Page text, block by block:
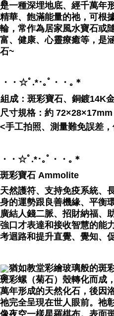
是一種深埋地底、經千萬年
精華、飽滿能量的祂，可根
輪，常作為居家風水寶石或
富、健康、心靈療癒等，是
石~
・・☆ﾟ⁠.⁠*⁠･⁠｡ﾟ・・｡＊
組成： 斑彩寶石、銅鍍14K
尺寸規格：約 72×28×17mm
<手工拍照、測量難免誤差
・・☆ﾟ⁠.⁠*⁠･⁠｡ﾟ・・｡＊
斑彩寶石 Ammolite
天然護符、支持免疫系統、
身的運勢跟良善機緣、平衡
廣結人錢二脈、招財納福、
強口才表達和接收智慧的能
考迴路和提升直覺、覺知、
猶如教堂彩繪玻璃般的斑
斑彩螺（菊石）殼轉化而成
萬年形成的天然化石，後因
祂完全呈現在世人眼前。祂